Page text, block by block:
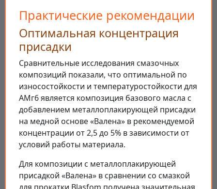
Практические рекомендации
Оптимальная концентрация
присадки
Сравнительные исследования смазочных
композиций показали, что оптимальной по
износостойкости и температуростойкости для
АМг6 является композиция базового масла с
добавлением металлоплакирующей присадки
на медной основе «Валена» в рекомендуемой
концентрации от 2,5 до 5% в зависимости от
условий работы материала.
Для композиции с металлоплакирующей
присадкой «Валена» в сравнении со смазкой